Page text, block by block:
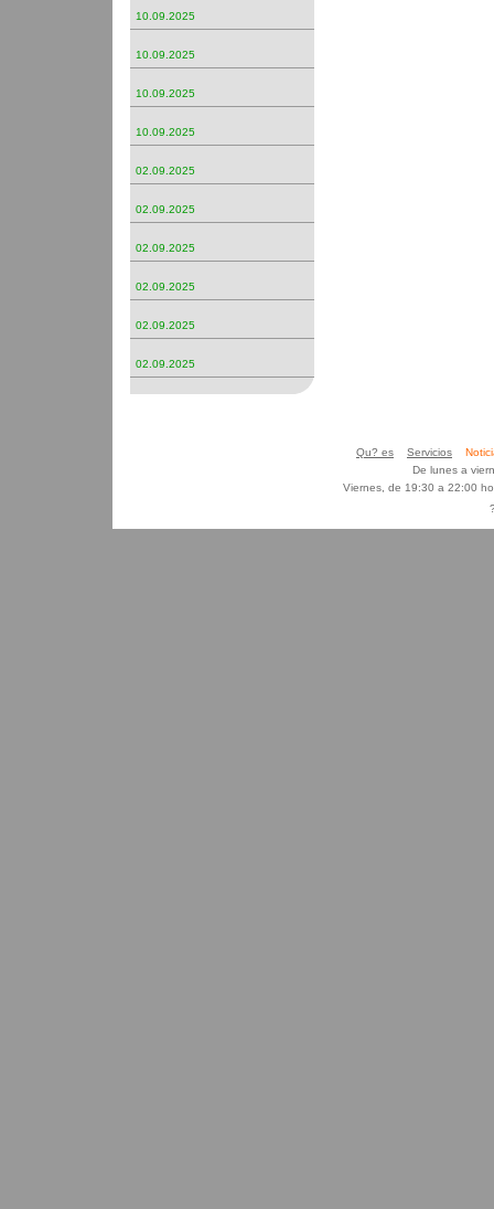
10.09.2025
10.09.2025
10.09.2025
10.09.2025
02.09.2025
02.09.2025
02.09.2025
02.09.2025
02.09.2025
02.09.2025
Qu? es Servicios
De lunes a
Viernes, de 19:30 a 22:00